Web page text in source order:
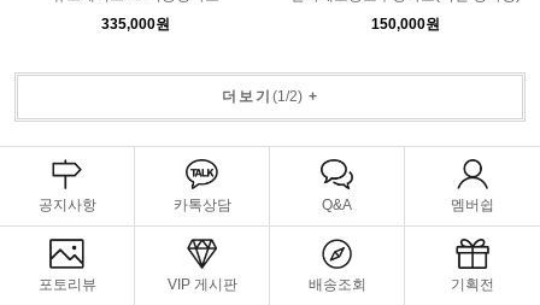
335,000원
150,000원
더보기 (1/2)+
공지사항 카톡상담 Q&A 멤버쉽
포토리뷰 VIP 게시판 배송조회 기획전